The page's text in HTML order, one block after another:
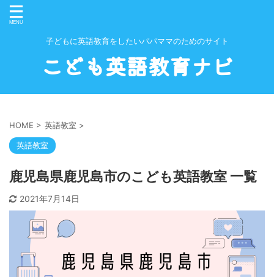
子どもに英語教育をしたいパパママのためのサイト
こども英語教育ナビ
HOME > 英語教室 >
英語教室
鹿児島県鹿児島市のこども英語教室 一覧
2021年7月14日